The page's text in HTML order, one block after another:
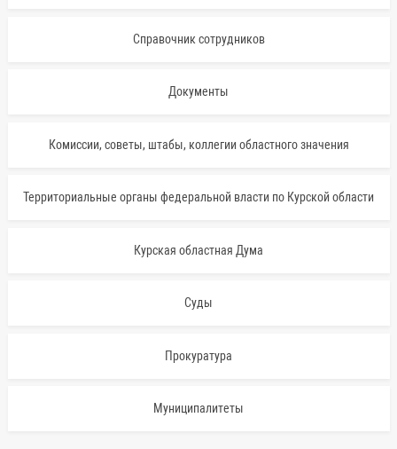
Справочник сотрудников
Документы
Комиссии, советы, штабы, коллегии областного значения
Территориальные органы федеральной власти по Курской области
Курская областная Дума
Суды
Прокуратура
Муниципалитеты